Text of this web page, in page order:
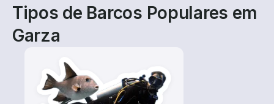
Tipos de Barcos Populares em
Garza